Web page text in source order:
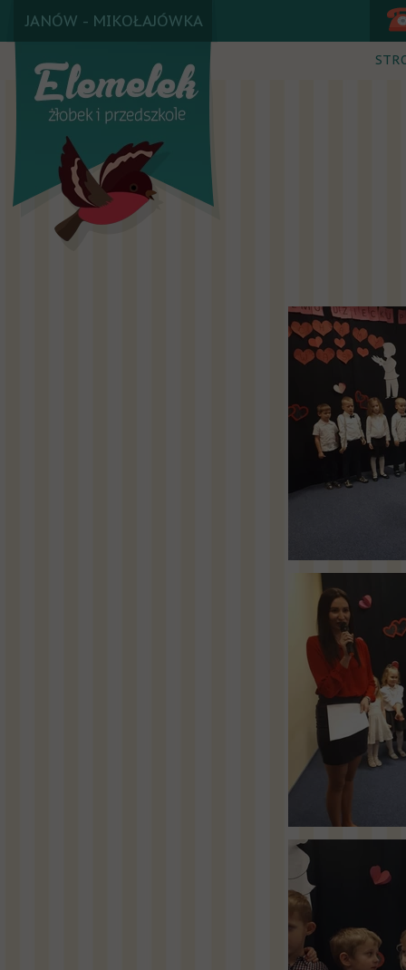
JANÓW - MIKOŁAJÓWKA